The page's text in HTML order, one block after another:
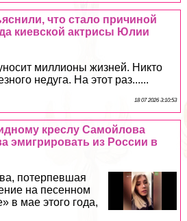
что стало причиной
киевской актрисы Юлии
миллионы жизней. Никто
недуга. На этот раз......
18 07 2026 3:10:53
креслу Самойлова
эмигрировать из России в
потерпевшая
на песенном
в мае этого года,